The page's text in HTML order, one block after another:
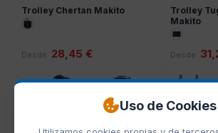
Uso de Cookies
Trolley Chertan Makito
Desde 28,45 €
Trolley
Makito
Desde